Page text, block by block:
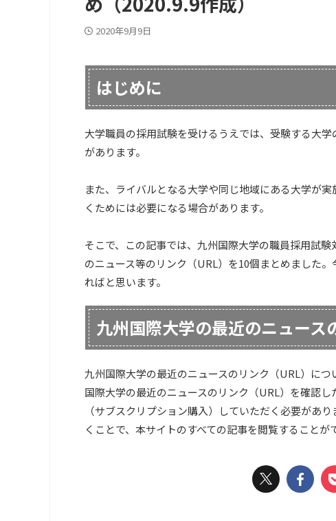
2020年9月9日
はじめに
大学職員の採用試験を受けるうえでは、受験する大
があります。
また、ライバルとなる大学や同じ地域にある大学が
くためには必要になる場合があります。
そこで、この記事では、九州国際大学の職員採用試
のニュース等のリンク（URL）を10個まとめました
ればと思います。
九州国際大学の最近のニュース
九州国際大学の最近のニュースのリンク（URL）に
国際大学の最近のニュースのリンク（URL）を確認
（サブスクリプション購入）していただく必要があ
くことで、本サイトのすべての記事を閲覧することが